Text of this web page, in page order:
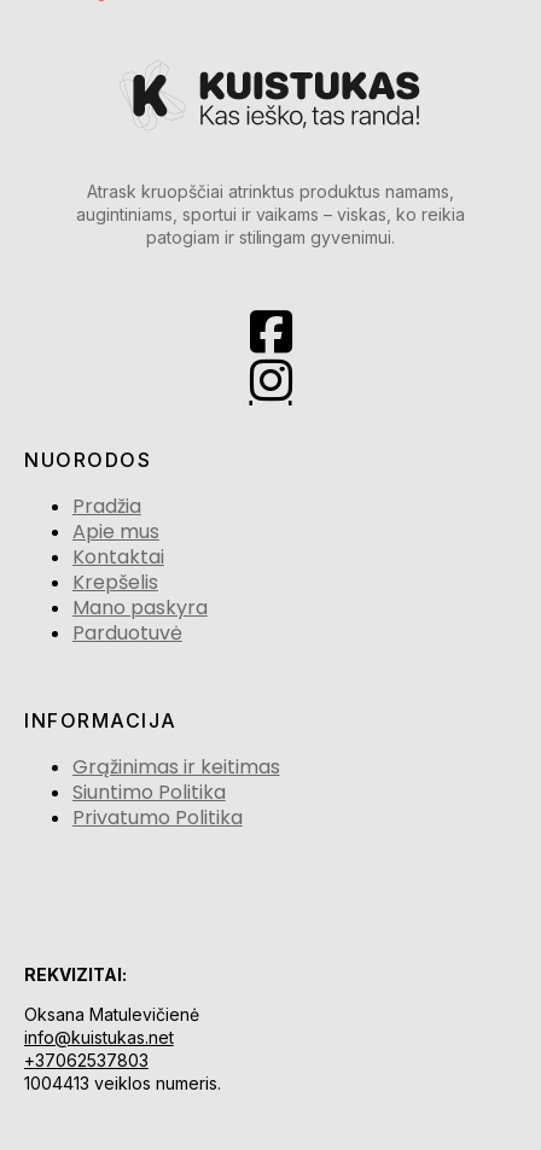
Atrask kruopščiai atrinktus produktus namams,
augintiniams, sportui ir vaikams – viskas, ko reikia
patogiam ir stilingam gyvenimui.
NUORODOS
Pradžia
Apie mus
Kontaktai
Krepšelis
Mano paskyra
Parduotuvė
INFORMACIJA
Grąžinimas ir keitimas
Siuntimo Politika
Privatumo Politika
REKVIZITAI:
Oksana Matulevičienė
info@kuistukas.net
+37062537803
1004413 veiklos numeris.